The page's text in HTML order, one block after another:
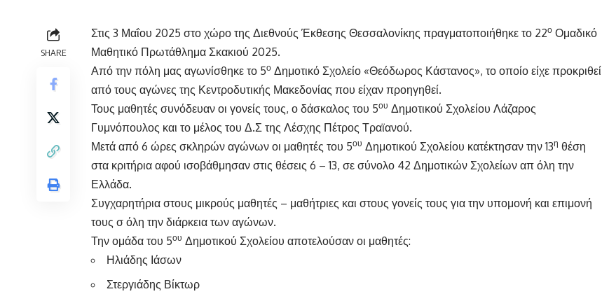
SHARE
Στις 3 Μαΐου 2025 στο χώρο της Διεθνούς Έκθεσης Θεσσαλονίκης πραγματοποιήθηκε το 22ο Ομαδικό
Μαθητικό Πρωτάθλημα Σκακιού 2025.
Από την πόλη μας αγωνίσθηκε το 5ο Δημοτικό Σχολείο «Θεόδωρος Κάστανος», το οποίο είχε προκριθεί
από τους αγώνες της Κεντροδυτικής Μακεδονίας που είχαν προηγηθεί.
Τους μαθητές συνόδευαν οι γονείς τους, ο δάσκαλος του 5ου Δημοτικού Σχολείου Λάζαρος
Γυμνόπουλος και το μέλος του Δ.Σ της Λέσχης Πέτρος Τραϊανού.
Μετά από 6 ώρες σκληρών αγώνων οι μαθητές του 5ου Δημοτικού Σχολείου κατέκτησαν την 13η θέση
στα κριτήρια αφού ισοβάθμησαν στις θέσεις 6 – 13, σε σύνολο 42 Δημοτικών Σχολείων απ όλη την
Ελλάδα.
Συγχαρητήρια στους μικρούς μαθητές – μαθήτριες και στους γονείς τους για την υπομονή και επιμονή
τους σ όλη την διάρκεια των αγώνων.
Την ομάδα του 5ου Δημοτικού Σχολείου αποτελούσαν οι μαθητές:
Ηλιάδης Ιάσων
Στεργιάδης Βίκτωρ